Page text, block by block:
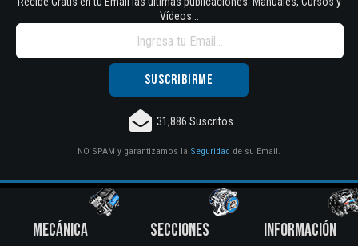
Vídeos...
31,886 Suscritos
NO SPAM y garantizamos la Seguridad de su Email.
MECÁNICA
SECCIONES
INFORMACIÓN